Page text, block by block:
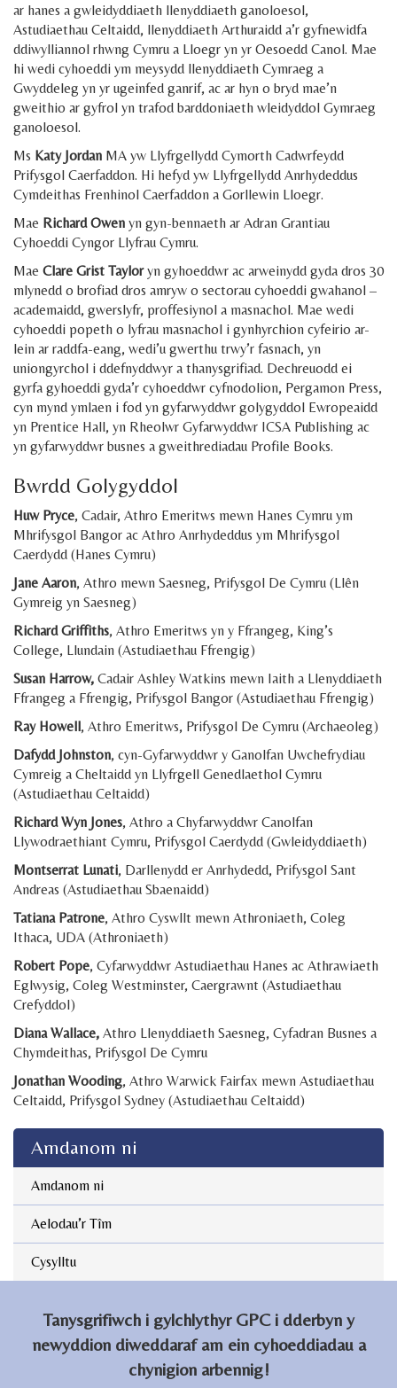
ar hanes a gwleidyddiaeth llenyddiaeth ganoloesol,
Astudiaethau Celtaidd, llenyddiaeth Arthuraidd a’r gyfnewidfa
ddiwylliannol rhwng Cymru a Lloegr yn yr Oesoedd Canol. Mae
hi wedi cyhoeddi ym meysydd llenyddiaeth Cymraeg a
Gwyddeleg yn yr ugeinfed ganrif, ac ar hyn o bryd mae’n
gweithio ar gyfrol yn trafod barddoniaeth wleidyddol Gymraeg
ganoloesol.
Ms Katy Jordan MA yw Llyfrgellydd Cymorth Cadwrfeydd
Prifysgol Caerfaddon. Hi hefyd yw Llyfrgellydd Anrhydeddus
Cymdeithas Frenhinol Caerfaddon a Gorllewin Lloegr.
Mae Richard Owen yn gyn-bennaeth ar Adran Grantiau
Cyhoeddi Cyngor Llyfrau Cymru.
Mae Clare Grist Tayloryn gyhoeddwr ac arweinydd gyda dros 30
mlynedd o brofiad dros amryw o sectorau cyhoeddi gwahanol –
academaidd, gwerslyfr, proffesiynol a masnachol. Mae wedi
cyhoeddi popeth o lyfrau masnachol i gynhyrchion cyfeirio ar-
lein ar raddfa-eang, wedi’u gwerthu trwy’r fasnach, yn
uniongyrchol i ddefnyddwyr a thanysgrifiad. Dechreuodd ei
gyrfa gyhoeddi gyda’r cyhoeddwr cyfnodolion, Pergamon Press,
cyn mynd ymlaen i fod yn gyfarwyddwr golygyddol Ewropeaidd
yn Prentice Hall, yn Rheolwr Gyfarwyddwr ICSA Publishing ac
yn gyfarwyddwr busnes a gweithrediadau Profile Books.
Bwrdd Golygyddol
Huw Pryce, Cadair, Athro Emeritws mewn Hanes Cymru ym
Mhrifysgol Bangor ac Athro Anrhydeddus ym Mhrifysgol
Caerdydd (Hanes Cymru)
Jane Aaron, Athro mewn Saesneg, Prifysgol De Cymru (Llên
Gymreig yn Saesneg)
Richard Griffiths, Athro Emeritws yn y Ffrangeg, King’s
College, Llundain (Astudiaethau Ffrengig)
Susan Harrow, Cadair Ashley Watkins mewn Iaith a Llenyddiaeth
Ffrangeg a Ffrengig, Prifysgol Bangor (Astudiaethau Ffrengig)
Ray Howell, Athro Emeritws, Prifysgol De Cymru (Archaeoleg)
Dafydd Johnston, cyn-Gyfarwyddwr y Ganolfan Uwchefrydiau
Cymreig a Cheltaidd yn Llyfrgell Genedlaethol Cymru
(Astudiaethau Celtaidd)
Richard Wyn Jones, Athro a Chyfarwyddwr Canolfan
Llywodraethiant Cymru, Prifysgol Caerdydd (Gwleidyddiaeth)
Montserrat Lunati, Darllenydd er Anrhydedd, Prifysgol Sant
Andreas (Astudiaethau Sbaenaidd)
Tatiana Patrone, Athro Cyswllt mewn Athroniaeth, Coleg
Ithaca, UDA (Athroniaeth)
Robert Pope, Cyfarwyddwr Astudiaethau Hanes ac Athrawiaeth
Eglwysig, Coleg Westminster, Caergrawnt (Astudiaethau
Crefyddol)
Diana Wallace, Athro Llenyddiaeth Saesneg, Cyfadran Busnes a
Chymdeithas, Prifysgol De Cymru
Jonathan Wooding, Athro Warwick Fairfax mewn Astudiaethau
Celtaidd, Prifysgol Sydney (Astudiaethau Celtaidd)
Amdanom ni
Aelodau’r Tîm
Cysylltu
Tanysgrifiwch i gylchlythyr GPC i dderbyn y
newyddion diweddaraf am ein cyhoeddiadau a
chynigion arbennig!